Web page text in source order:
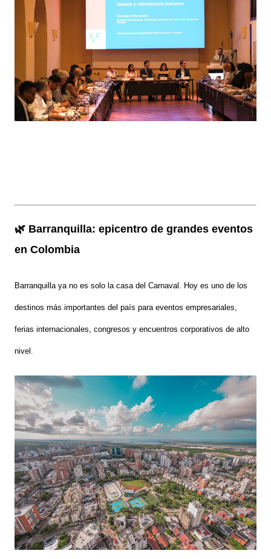
🌿 Barranquilla: epicentro de grandes eventos
en Colombia
Barranquilla ya no es solo la casa del Carnaval. Hoy es uno de los
destinos más importantes del país para eventos empresariales,
ferias internacionales, congresos y encuentros corporativos de alto
nivel.